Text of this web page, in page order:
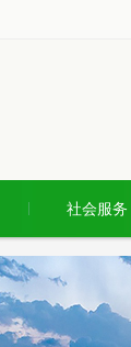
社会服务